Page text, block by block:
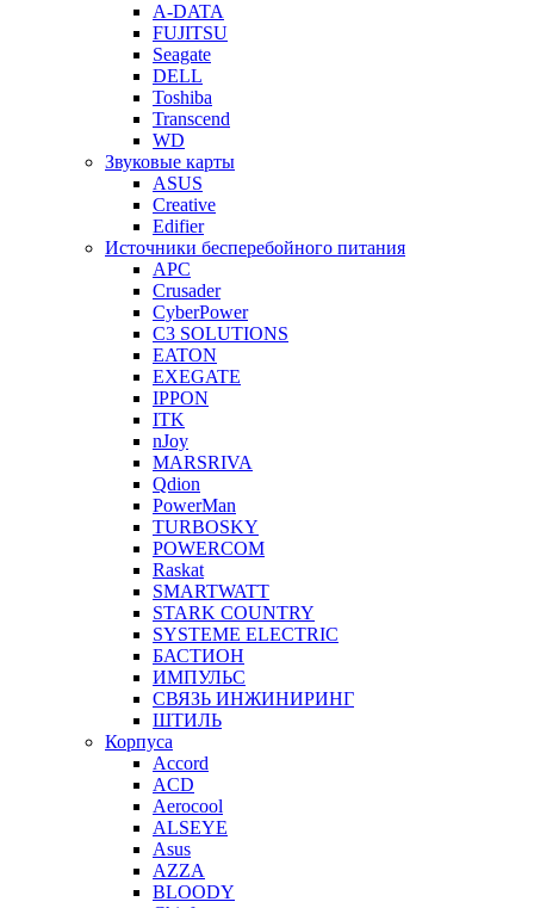
A-DATA
FUJITSU
Seagate
DELL
Toshiba
Transcend
WD
Звуковые карты
ASUS
Creative
Edifier
Источники бесперебойного питания
APC
Crusader
CyberPower
C3 SOLUTIONS
EATON
EXEGATE
IPPON
ITK
nJoy
MARSRIVA
Qdion
PowerMan
TURBOSKY
POWERCOM
Raskat
SMARTWATT
STARK COUNTRY
SYSTEME ELECTRIC
БАСТИОН
ИМПУЛЬС
СВЯЗЬ ИНЖИНИРИНГ
ШТИЛЬ
Корпуса
Accord
ACD
Aerocool
ALSEYE
Asus
AZZA
BLOODY